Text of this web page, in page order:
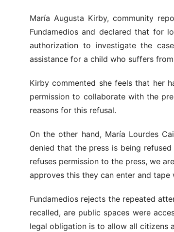
María Augusta Kirby, community
Fundamedios and declared that for
authorization to investigate the
assistance for a child who suffers
Kirby commented she feels that her
permission to collaborate with the
reasons for this refusal.
On the other hand, María Lourdes
denied that the press is being
refuses permission to the press, we
approves this they can enter and tape
Fundamedios rejects the repeated
recalled, are public spaces were
legal obligation is to allow all citizens